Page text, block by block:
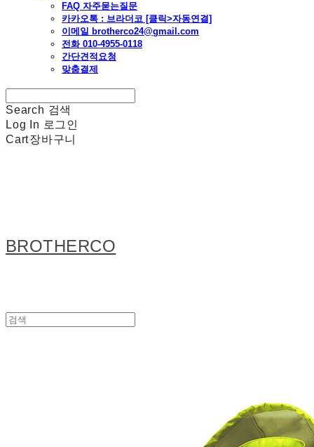
FAQ 자주묻는질문
카카오톡 : 브라더코 [클릭>자동연결]
이메일 brotherco24@gmail.com
전화 010-4955-0118
간단견적요청
맞춤결제
Search 검색
Log In 로그인
Cart장바구니
BROTHERCO